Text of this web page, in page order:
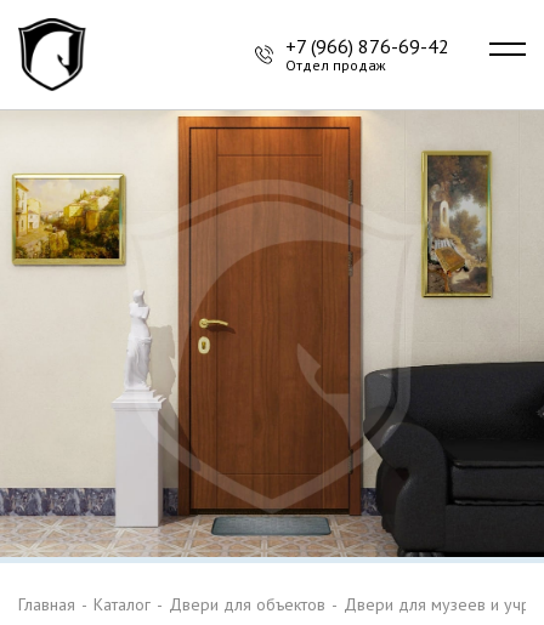
+7 (966) 876-69-42
Отдел продаж
Главная - Каталог - Двери для объектов - Двери для музеев и